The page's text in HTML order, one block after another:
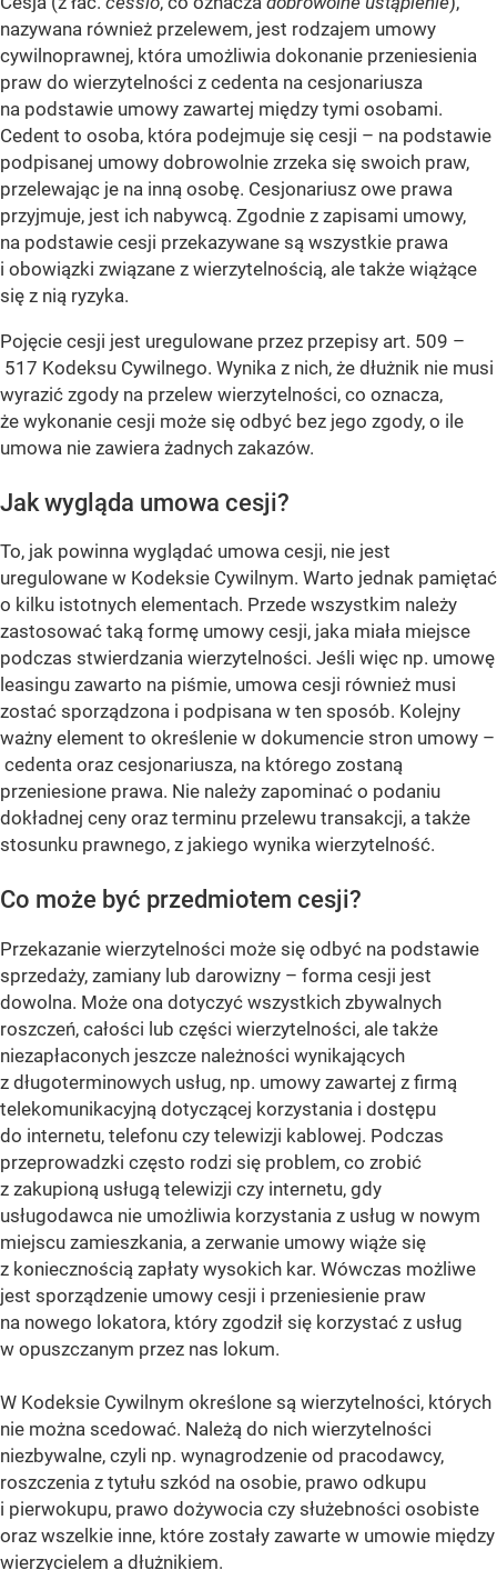
nazywana również przelewem, jest rodzajem umowy
cywilnoprawnej, która umożliwia dokonanie przeniesienia
praw do wierzytelności z cedenta na cesjonariusza
na podstawie umowy zawartej między tymi osobami.
Cedent to osoba, która podejmuje się cesji – na podstawie
podpisanej umowy dobrowolnie zrzeka się swoich praw,
przelewając je na inną osobę. Cesjonariusz owe prawa
przyjmuje, jest ich nabywcą. Zgodnie z zapisami umowy,
na podstawie cesji przekazywane są wszystkie prawa
i obowiązki związane z wierzytelnością, ale także wiążące
się z nią ryzyka.
Pojęcie cesji jest uregulowane przez przepisy art. 509 –
517 Kodeksu Cywilnego. Wynika z nich, że dłużnik nie musi
wyrazić zgody na przelew wierzytelności, co oznacza,
że wykonanie cesji może się odbyć bez jego zgody, o ile
umowa nie zawiera żadnych zakazów.
Jak wygląda umowa cesji?
To, jak powinna wyglądać umowa cesji, nie jest
uregulowane w Kodeksie Cywilnym. Warto jednak pamiętać
o kilku istotnych elementach. Przede wszystkim należy
zastosować taką formę umowy cesji, jaka miała miejsce
podczas stwierdzania wierzytelności. Jeśli więc np. umowę
leasingu zawarto na piśmie, umowa cesji również musi
zostać sporządzona i podpisana w ten sposób. Kolejny
ważny element to określenie w dokumencie stron umowy –
cedenta oraz cesjonariusza, na którego zostaną
przeniesione prawa. Nie należy zapominać o podaniu
dokładnej ceny oraz terminu przelewu transakcji, a także
stosunku prawnego, z jakiego wynika wierzytelność.
Co może być przedmiotem cesji?
Przekazanie wierzytelności może się odbyć na podstawie
sprzedaży, zamiany lub darowizny – forma cesji jest
dowolna. Może ona dotyczyć wszystkich zbywalnych
roszczeń, całości lub części wierzytelności, ale także
niezapłaconych jeszcze należności wynikających
z długoterminowych usług, np. umowy zawartej z firmą
telekomunikacyjną dotyczącej korzystania i dostępu
do internetu, telefonu czy telewizji kablowej. Podczas
przeprowadzki często rodzi się problem, co zrobić
z zakupioną usługą telewizji czy internetu, gdy
usługodawca nie umożliwia korzystania z usług w nowym
miejscu zamieszkania, a zerwanie umowy wiąże się
z koniecznością zapłaty wysokich kar. Wówczas możliwe
jest sporządzenie umowy cesji i przeniesienie praw
na nowego lokatora, który zgodził się korzystać z usług
w opuszczanym przez nas lokum.
W Kodeksie Cywilnym określone są wierzytelności, których
nie można scedować. Należą do nich wierzytelności
niezbywalne, czyli np. wynagrodzenie od pracodawcy,
roszczenia z tytułu szkód na osobie, prawo odkupu
i pierwokupu, prawo dożywocia czy służebności osobiste
oraz wszelkie inne, które zostały zawarte w umowie między
wierzycielem a dłużnikiem.